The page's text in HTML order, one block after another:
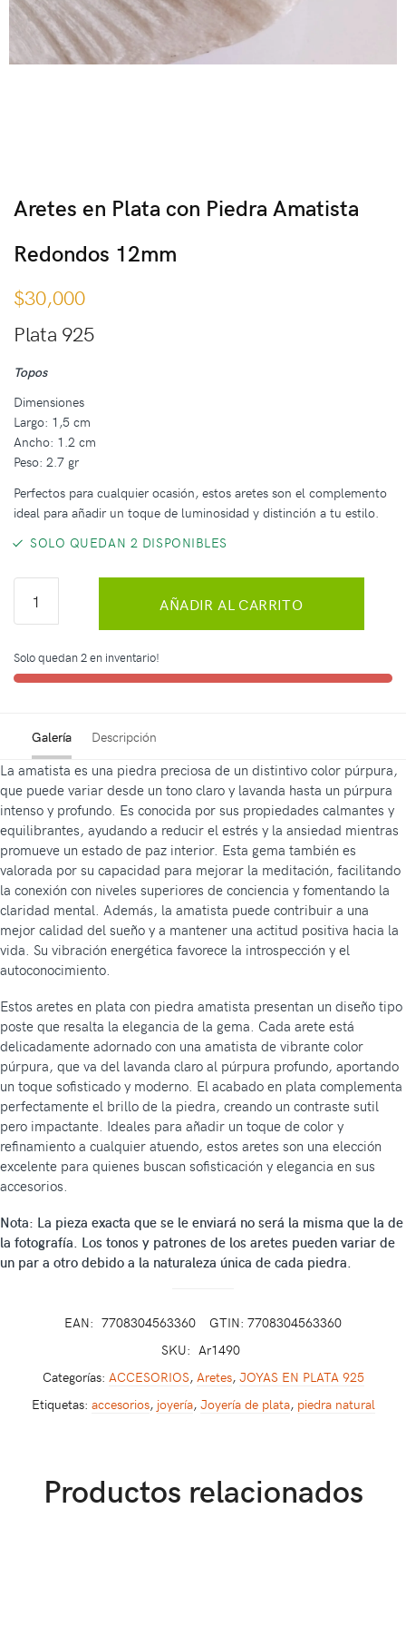
Aretes en Plata con Piedra Amatista
Redondos 12mm
$30,000
Plata 925
Topos
Dimensiones
Largo: 1,5 cm
Ancho: 1.2 cm
Peso: 2.7 gr
Perfectos para cualquier ocasión, estos aretes son el complemento
ideal para añadir un toque de luminosidad y distinción a tu estilo.
SOLO QUEDAN 2 DISPONIBLES
AÑADIR AL CARRITO
Solo quedan 2 en inventario!
Galería Descripción
La amatista es una piedra preciosa de un distintivo color púrpura,
que puede variar desde un tono claro y lavanda hasta un púrpura
intenso y profundo. Es conocida por sus propiedades calmantes y
equilibrantes, ayudando a reducir el estrés y la ansiedad mientras
promueve un estado de paz interior. Esta gema también es
valorada por su capacidad para mejorar la meditación, facilitando
la conexión con niveles superiores de conciencia y fomentando la
claridad mental. Además, la amatista puede contribuir a una
mejor calidad del sueño y a mantener una actitud positiva hacia la
vida. Su vibración energética favorece la introspección y el
autoconocimiento.
Estos aretes en plata con piedra amatista presentan un diseño tipo
poste que resalta la elegancia de la gema. Cada arete está
delicadamente adornado con una amatista de vibrante color
púrpura, que va del lavanda claro al púrpura profundo, aportando
un toque sofisticado y moderno. El acabado en plata complementa
perfectamente el brillo de la piedra, creando un contraste sutil
pero impactante. Ideales para añadir un toque de color y
refinamiento a cualquier atuendo, estos aretes son una elección
excelente para quienes buscan sofisticación y elegancia en sus
accesorios.
Nota: La pieza exacta que se le enviará no será la misma que la de
la fotografía. Los tonos y patrones de los aretes pueden variar de
un par a otro debido a la naturaleza única de cada piedra.
EAN: 7708304563360
GTIN: 7708304563360
SKU: Ar1490
Categorías: ACCESORIOS, Aretes, JOYAS EN PLATA 925
Etiquetas: accesorios, joyería, Joyería de plata, piedra natural
Productos relacionados